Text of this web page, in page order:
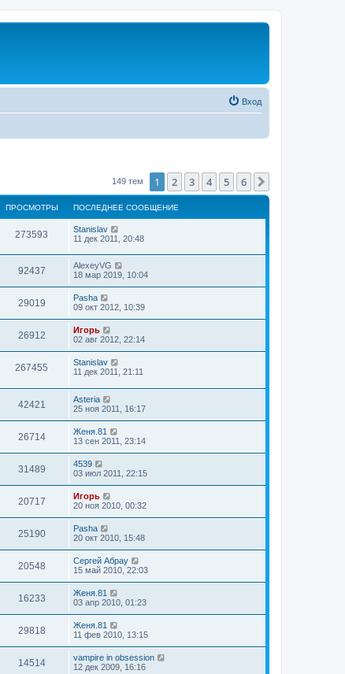
Вход
149 тем 1 2 3 4 5 6
ПРОСМОТРЫ ПОСЛЕДНЕЕ СООБЩЕНИЕ
273593
Stanislav
11 дек 2011, 20:48
92437
AlexeyVG
18 мар 2019, 10:04
29019
Pasha
09 окт 2012, 10:39
26912
Игорь
02 авг 2012, 22:14
267455
Stanislav
11 дек 2011, 21:11
42421
Asteria
25 ноя 2011, 16:17
26714
Женя.81
13 сен 2011, 23:14
31489
4539
03 июл 2011, 22:15
20717
Игорь
20 ноя 2010, 00:32
25190
Pasha
20 окт 2010, 15:48
20548
Сергей Абрау
15 май 2010, 22:03
16233
Женя.81
03 апр 2010, 01:23
29818
Женя.81
11 фев 2010, 13:15
14514
vampire in obsession
12 дек 2009, 16:16